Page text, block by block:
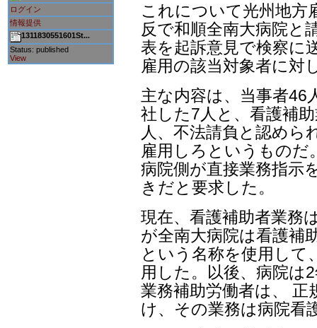
ログイン
情報提供
1311830551601St...
Status: published
View
これについて光州地方
反で和順全南大病院と
表を起訴意見で検察に
雇用の該当対象者に対
主な内容は、当事者46
社した7人と、看護補
人、不法請負と認めら
雇用しろというものだ
病院側が直接業務指示
きだと要求した。
現在、看護補助者業務
が全南大病院は看護補
という名称を使用して
用した。以後、病院は
業務補助労働者は、 正
け、その業務は病院看